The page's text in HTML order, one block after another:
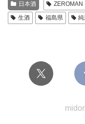
日本酒 ZEROMAN
生酒
福島県